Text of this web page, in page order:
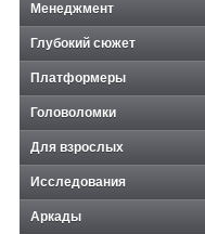
Менеджмент
Глубокий сюжет
Платформеры
Головоломки
Для взрослых
Исследования
Аркады